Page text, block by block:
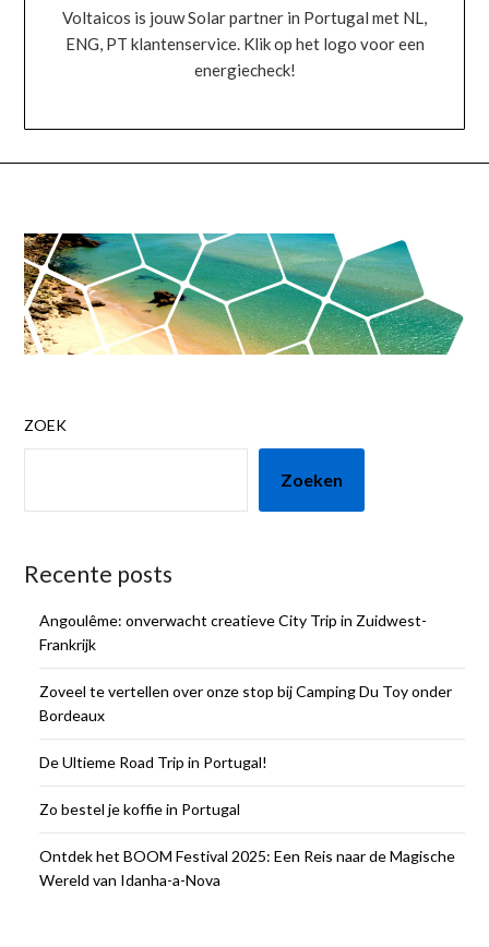
Voltaicos is jouw Solar partner in Portugal met NL,
ENG, PT klantenservice. Klik op het logo voor een
energiecheck!
ZOEK
Zoeken
Recente posts
Angoulême: onverwacht creatieve City Trip in Zuidwest-
Frankrijk
Zoveel te vertellen over onze stop bij Camping Du Toy onder
Bordeaux
De Ultieme Road Trip in Portugal!
Zo bestel je koffie in Portugal
Ontdek het BOOM Festival 2025: Een Reis naar de Magische
Wereld van Idanha-a-Nova